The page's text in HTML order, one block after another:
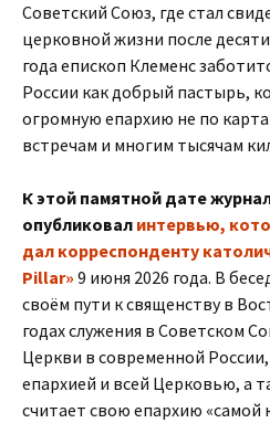
Советский Союз, где стал
церковной жизни после
года епископ Клеменс
России как добрый пастырь,
огромную епархию не по
встречам и многим тысячам
К этой памятной дате
опубликовал интервью,
дал корреспонденту
Pillar» 9 июня 2026 года. В
своём пути к священству в
годах служения в Советском
Церкви в современной
епархией и всей Церковью, а
считает свою епархию «самой